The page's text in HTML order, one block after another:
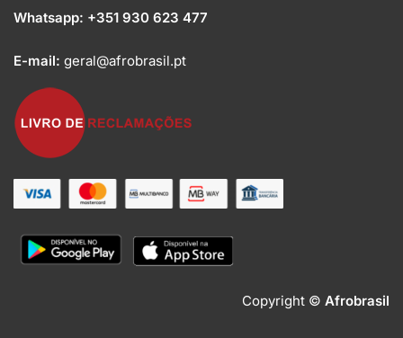
Whatsapp: +351 930 623 477
E-mail: geral@afrobrasil.pt
Copyright © Afrobrasil